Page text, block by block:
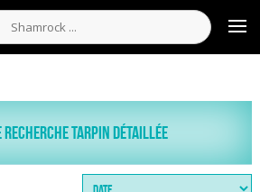
recherche tarpin détaillée